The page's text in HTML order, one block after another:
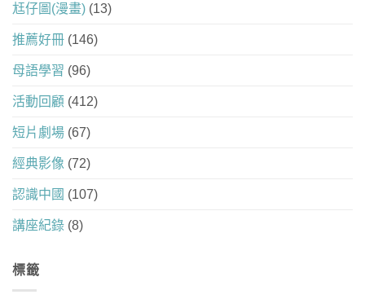
尪仔圖(漫畫) (13)
推薦好冊 (146)
母語學習 (96)
活動回顧 (412)
短片劇場 (67)
經典影像 (72)
認識中國 (107)
講座紀錄 (8)
標籤